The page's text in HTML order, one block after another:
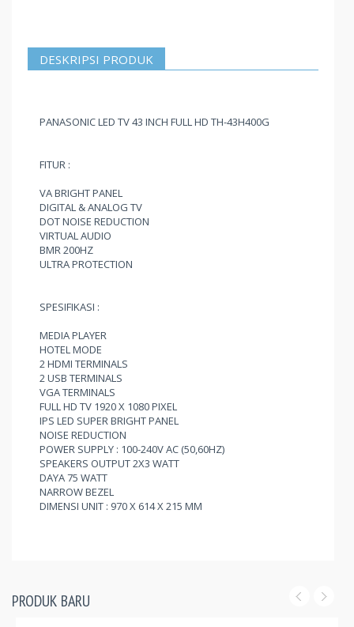
DESKRIPSI PRODUK
PANASONIC LED TV 43 INCH FULL HD TH-43H400G
FITUR :
VA BRIGHT PANEL
DIGITAL & ANALOG TV
DOT NOISE REDUCTION
VIRTUAL AUDIO
BMR 200HZ
ULTRA PROTECTION
SPESIFIKASI :
MEDIA PLAYER
HOTEL MODE
2 HDMI TERMINALS
2 USB TERMINALS
VGA TERMINALS
FULL HD TV 1920 X 1080 PIXEL
IPS LED SUPER BRIGHT PANEL
NOISE REDUCTION
POWER SUPPLY : 100-240V AC (50,60HZ)
SPEAKERS OUTPUT 2X3 WATT
DAYA 75 WATT
NARROW BEZEL
DIMENSI UNIT : 970 X 614 X 215 MM
PRODUK BARU